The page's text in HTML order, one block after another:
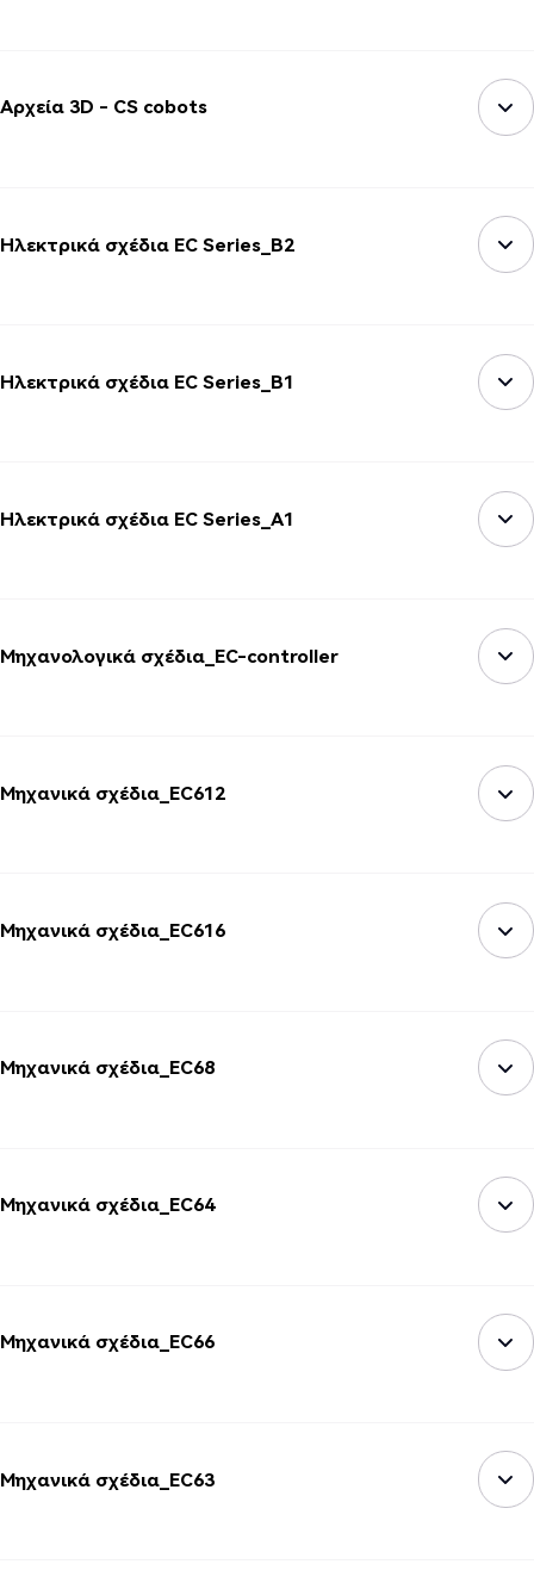
Αρχεία 3D - CS cobots
Ηλεκτρικά σχέδια EC Series_B2
Ηλεκτρικά σχέδια EC Series_B1
Ηλεκτρικά σχέδια EC Series_A1
Μηχανολογικά σχέδια_EC-controller
Μηχανικά σχέδια_EC612
Μηχανικά σχέδια_EC616
Μηχανικά σχέδια_EC68
Μηχανικά σχέδια_EC64
Μηχανικά σχέδια_EC66
Μηχανικά σχέδια_EC63